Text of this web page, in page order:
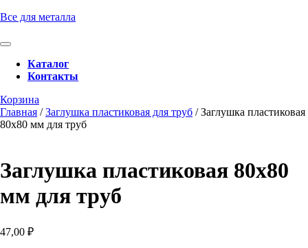
Перейти
содержимому
Все для металла
Кнопка
ОткрытьКаталог
Контакты
Кнопка
Закрыть
Корзина
консультацию
Главная /Заглушка пластиковая для труб / Заглушка пластиковая
80х80 мм для труб
Заглушка пластиковая 80х80
мм для труб
47,00 ₽